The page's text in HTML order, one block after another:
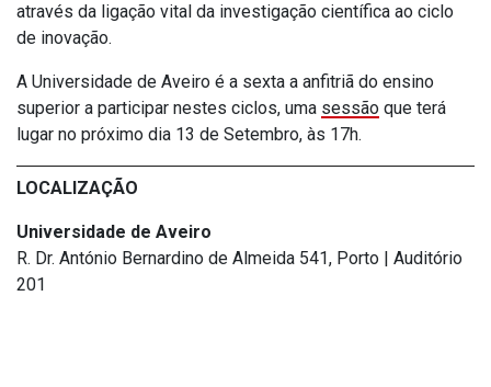
através da ligação vital da investigação científica ao ciclo
de inovação.
A Universidade de Aveiro é a sexta a anfitriã do ensino
superior a participar nestes ciclos, uma sessão que terá
lugar no próximo dia 13 de Setembro, às 17h.
LOCALIZAÇÃO
Universidade de Aveiro
R. Dr. António Bernardino de Almeida 541, Porto | Auditório
201